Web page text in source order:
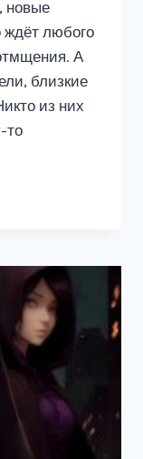
новые
ждёт любого
А
близкие
из них
то